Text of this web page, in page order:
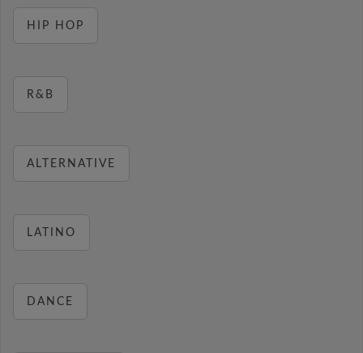
HIP HOP
R&B
ALTERNATIVE
LATINO
DANCE